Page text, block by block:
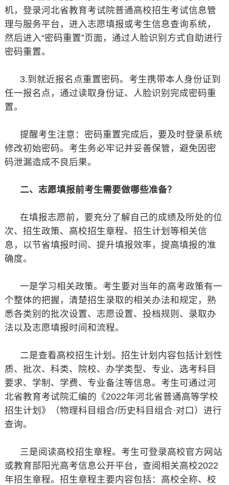
机，登录河北省教育考试院普通高校招生考试信息管
理与服务平台，进入志愿填报或考生信息查询系统，
然后进入“密码重置”页面，通过人脸识别方式自助进行
密码重置。
3.到就近报名点重置密码。考生携带本人身份证到
任一报名点，通过读取身份证、人脸识别完成密码重
置。
提醒考生注意：密码重置完成后，要及时登录系统
修改初始密码。考生务必牢记并妥善保管，避免因密
码泄漏造成不良后果。
二、志愿填报前考生需要做哪些准备？
在填报志愿前，要充分了解自己的成绩及所处的位
次、招生政策、高校招生章程、招生计划等相关信
息，以节省填报时间、提升填报效率，提高填报的准
确度。
一是学习相关政策。考生要对当年的高考政策有一
个整体的把握，清楚招生录取的相关办法和规定，熟
悉各类别的批次设置、志愿设置、投档规则、录取办
法以及志愿填报时间和流程。
二是查看高校招生计划。招生计划内容包括计划性
质、批次、科类、院校、办学类型、专业、选考科目
要求、学制、学费、专业备注等信息。考生可通过河
北省教育考试院汇编的《2022年河北省普通高等学校
招生计划》（物理科目组合/历史科目组合·对口）进行
查询。
三是阅读高校招生章程。考生可登录高校官方网站
或教育部阳光高考信息公开平台，查阅相关高校2022
年招生章程。招生章程主要内容包括：高校全称、校